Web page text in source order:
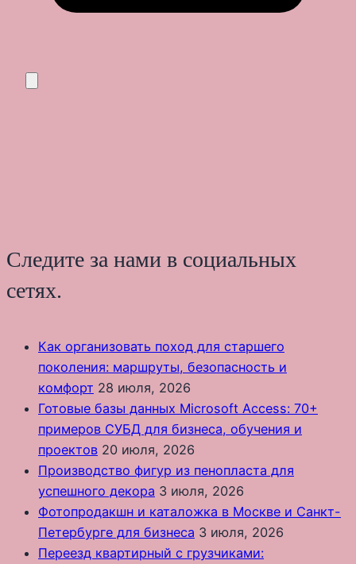
Следите за нами в социальных
сетях.
Как организовать поход для старшего
поколения: маршруты, безопасность и
комфорт 28 июля, 2026
Готовые базы данных Microsoft Access: 70+
примеров СУБД для бизнеса, обучения и
проектов 20 июля, 2026
Производство фигур из пенопласта для
успешного декора 3 июля, 2026
Фотопродакшн и каталожка в Москве и Санкт-
Петербурге для бизнеса 3 июля, 2026
Переезд квартирный с грузчиками: